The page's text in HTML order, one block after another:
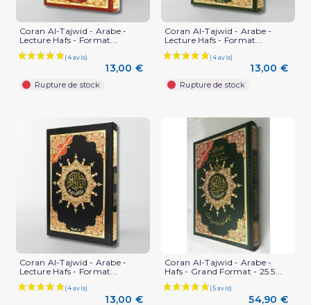
Coran Al-Tajwid - Arabe -
Lecture Hafs - Format...
13,00 €
Rupture de stock
Coran Al-Tajwid - Arabe -
Lecture Hafs - Format...
13,00 €
Rupture de stock
Coran Al-Tajwid - Arabe -
Lecture Hafs - Format...
13,00 €
Coran Al-Tajwid - Arabe -
Hafs - Grand Format - 25.5...
54,90 €